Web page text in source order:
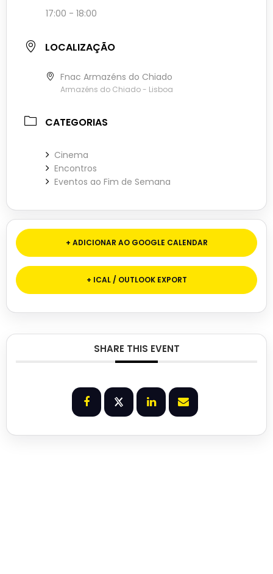
17:00 - 18:00
LOCALIZAÇÃO
Fnac Armazéns do Chiado
Armazéns do Chiado - Lisboa
CATEGORIAS
Cinema
Encontros
Eventos ao Fim de Semana
+ ADICIONAR AO GOOGLE CALENDAR
+ ICAL / OUTLOOK EXPORT
SHARE THIS EVENT